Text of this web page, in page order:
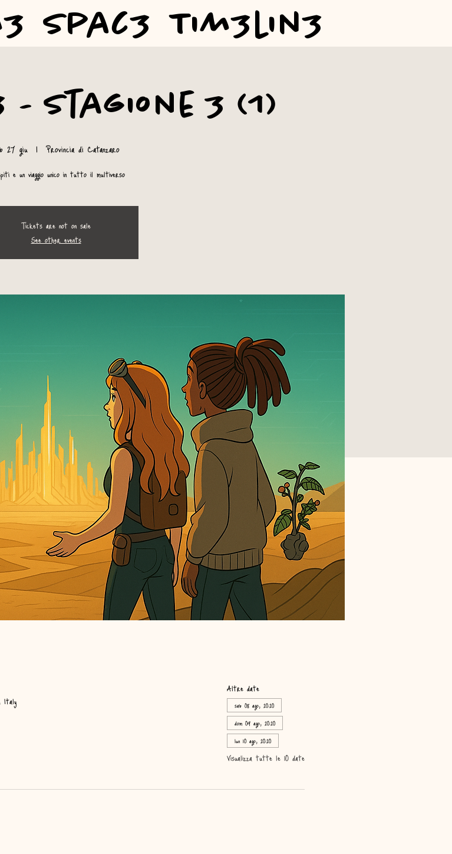
Spac3 Tim3lin3
Stagione 3 (1)
27 giu
  |
Provincia di Catanzaro
e un viaggio unico in tutto il multiverso
Tickets are not on sale
See other events
Italy
Altre date
sab 08 ago, 20:20
dom 09 ago, 20:20
lun 10 ago, 20:20
Visualizza tutte le 10 date